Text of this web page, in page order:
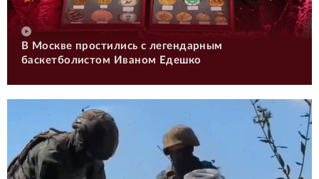
В Москве простились с легендарным
баскетболистом Иваном Едешко